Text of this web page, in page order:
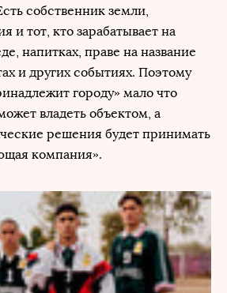
собственник земли,
и тот, кто зарабатывает на
напитках, праве на название
и других событиях. Поэтому
городу» мало что
владеть объектом, а
решения будет принимать
компания».